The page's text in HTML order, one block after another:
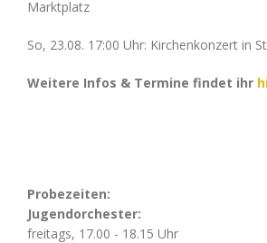
Marktplatz
So, 23.08. 17:00 Uhr: Kirchenkonzert in
Weitere Infos & Termine findet ihr
Probezeiten:
Jugendorchester:
freitags, 17.00 - 18.15 Uhr